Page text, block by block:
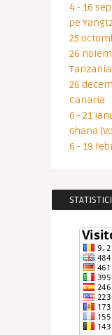
4 - 16
pe
25
26
26
Canaria
6 - 21
Ghana
6 - 19